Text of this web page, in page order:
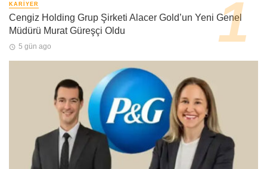
KARIYER
Cengiz Holding Grup Şirketi Alacer Gold’un Yeni Genel
Müdürü Murat Güreşçi Oldu
5 gün ago